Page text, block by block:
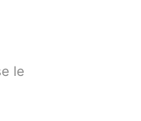
le